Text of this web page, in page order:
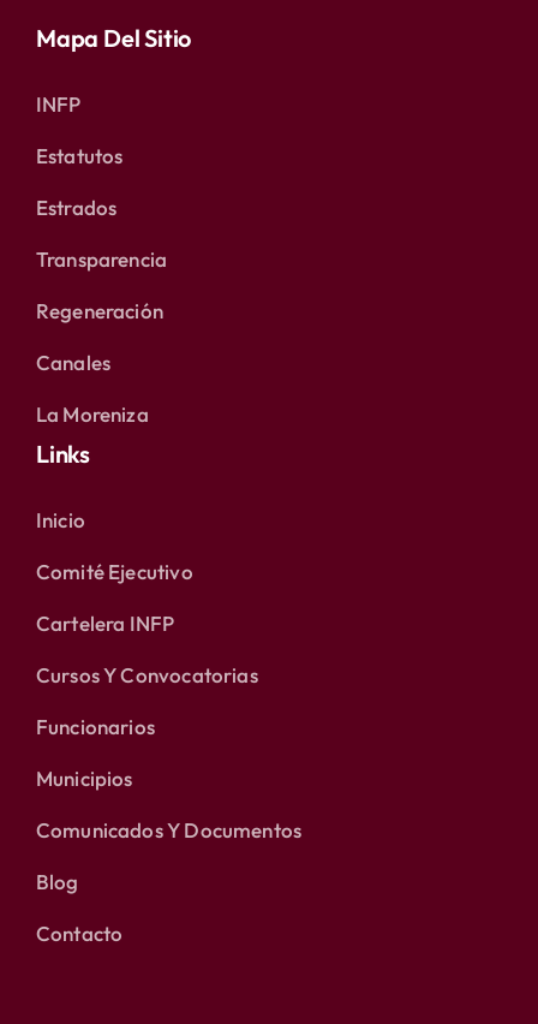
Mapa Del Sitio
INFP
Estatutos
Estrados
Transparencia
Regeneración
Canales
La Moreniza
Links
Inicio
Comité Ejecutivo
Cartelera INFP
Cursos Y Convocatorias
Funcionarios
Municipios
Comunicados Y Documentos
Blog
Contacto